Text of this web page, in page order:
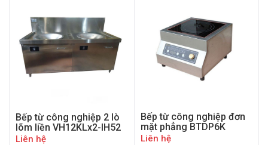
Bếp từ công nghiệp 2 lò
lõm liền VH12KLx2-IH52
Liên hệ
Bếp từ công nghiệp đơn
mặt phẳng BTDP6K
Liên hệ